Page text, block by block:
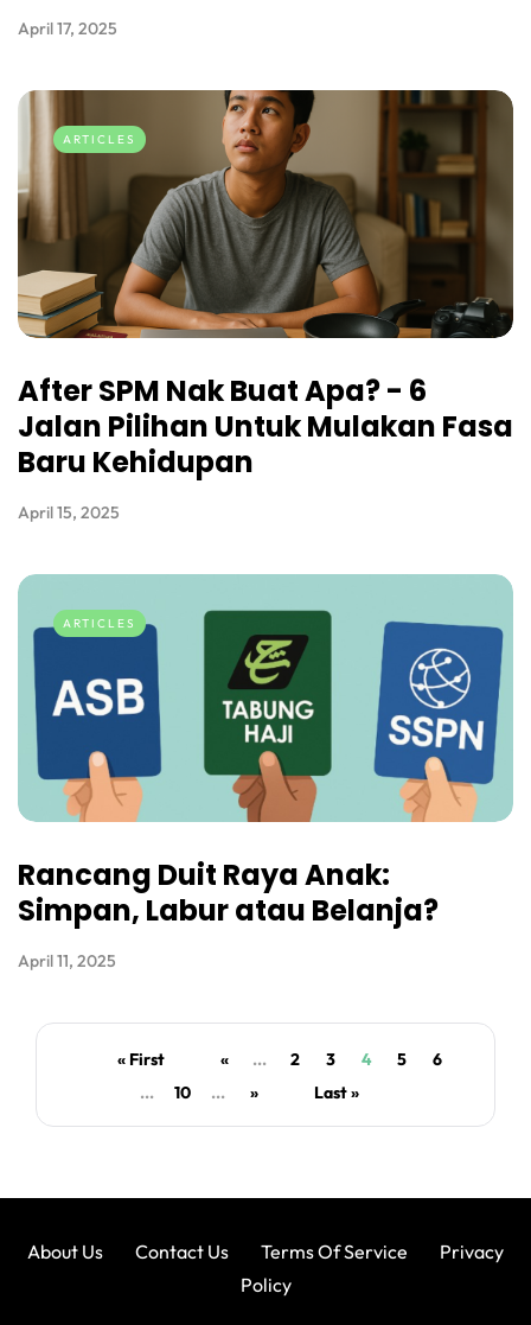
April 17, 2025
ARTICLES
After SPM Nak Buat Apa? - 6
Jalan Pilihan Untuk Mulakan Fasa
Baru Kehidupan
April 15, 2025
ARTICLES
Rancang Duit Raya Anak:
Simpan, Labur atau Belanja?
April 11, 2025
« First « ... 2 3 4 5
6
...
10 ... » Last »
About Us Contact Us Terms Of Service
Privacy
Policy